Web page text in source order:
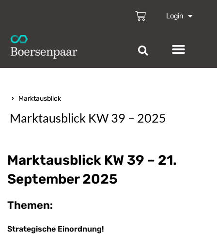
Login
Marktausblick
Marktausblick KW 39 – 2025
Marktausblick KW 39 – 21.
September 2025
Themen:
Strategische Einordnung!